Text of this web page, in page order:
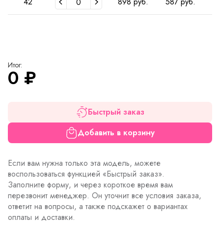
Итог:
0 ₽
Быстрый заказ
Добавить в корзину
Если вам нужна только эта модель, можете
воспользоваться функцией «Быстрый заказ».
Заполните форму, и через короткое время вам
перезвонит менеджер. Он уточнит все условия заказа,
ответит на вопросы, а также подскажет о вариантах
оплаты и доставки.